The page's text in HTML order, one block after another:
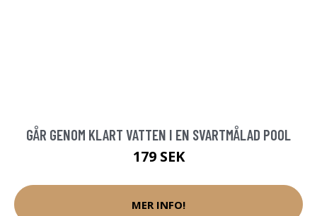
GÅR GENOM KLART VATTEN I EN SVARTMÅLAD POOL
179 SEK
MER INFO!